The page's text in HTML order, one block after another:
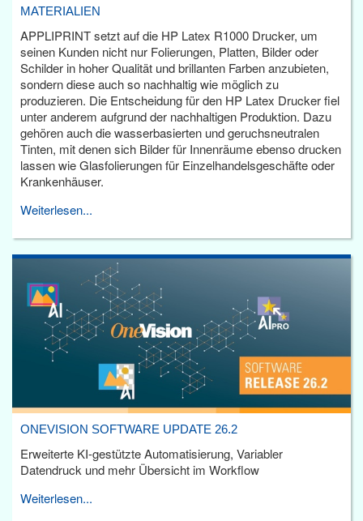
MATERIALIEN
APPLIPRINT setzt auf die HP Latex R1000 Drucker, um
seinen Kunden nicht nur Folierungen, Platten, Bilder oder
Schilder in hoher Qualität und brillanten Farben anzubieten,
sondern diese auch so nachhaltig wie möglich zu
produzieren. Die Entscheidung für den HP Latex Drucker fiel
unter anderem aufgrund der nachhaltigen Produktion. Dazu
gehören auch die wasserbasierten und geruchsneutralen
Tinten, mit denen sich Bilder für Innenräume ebenso drucken
lassen wie Glasfolierungen für Einzelhandelsgeschäfte oder
Krankenhäuser.
Weiterlesen...
ONEVISION SOFTWARE UPDATE 26.2
Erweiterte KI-gestützte Automatisierung, Variabler
Datendruck und mehr Übersicht im Workflow
Weiterlesen...